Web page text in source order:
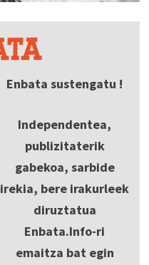
Enbata sustengatu !
Independentea,
publizitaterik
gabekoa, sarbide
irekia, bere irakurleek
diruztatua
Enbata.Info-ri
emaitza bat egin